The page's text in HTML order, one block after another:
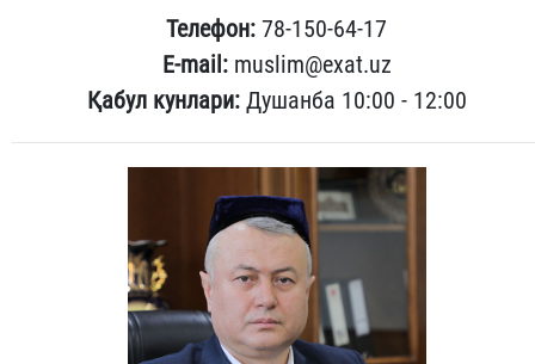
Телефон: 78-150-64-17
E-mail:muslim@exat.uz
Қабул кунлари:Душанба 10:00 - 12:00